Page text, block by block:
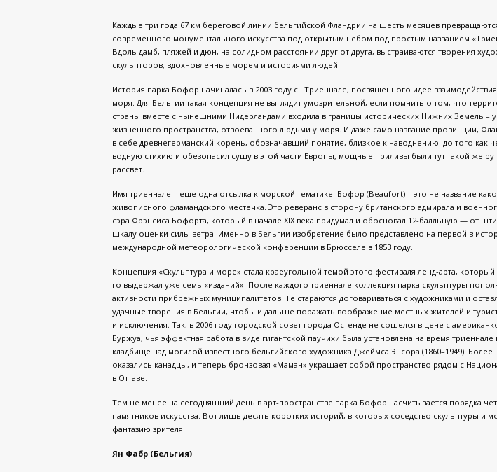
Каждые три года 67 км береговой линии бельгийской Фландрии на шесть месяцев
современного монументального искусства под открытым небом под простым названием
Вдоль дамб, пляжей и дюн, на солидном расстоянии друг от друга, выстраиваются творения
скульпторов, вдохновленные морем и историями людей.
История парка Бофор начиналась в 2003 году с I Триеннале, посвященного идее
моря. Для Бельгии такая концепция не выглядит умозрительной, если помнить о том, что
страны вместе с нынешними Нидерландами входила в границы исторических Нижних Земель –
жизненного пространства, отвоеванного людьми у моря. И даже само название провинции,
в себе древнегерманский корень, обозначавший понятие, близкое к наводнению: до того как
водную стихию и обезопасил сушу в этой части Европы, мощные приливы были тут такой же
рассвет.
Имя триеннале – еще одна отсылка к морской тематике. Бофор (Beaufort) – это не название
живописного фламандского местечка. Это реверанс в сторону британского адмирала и
сэра Фрэнсиса Бофорта, который в начале XIX века придумал и обосновал 12-балльную — от
шкалу оценки силы ветра. Именно в Бельгии изобретение было представлено на первой в
международной метеорологической конференции в Брюсселе в 1853 году.
Концепция «Скульптура и море» стала краеугольной темой этого фестиваля ленд-арта,
го выдержал уже семь «изданий». После каждого триеннале коллекция парка скульптуры
активности прибрежных муниципалитетов. Те стараются договариваться с художниками и
удачные творения в Бельгии, чтобы и дальше поражать воображение местных жителей и
и исключения. Так, в 2006 году городской совет города Остенде не сошелся в цене с
Буржуа, чья эффектная работа в виде гигантской паучихи была установлена на время
кладбище над могилой известного бельгийского художника Джеймса Энсора (1860–1949).
оказались канадцы, и теперь бронзовая «Маман» украшает собой пространство рядом с
в Оттаве.
Тем не менее на сегодняшний день в арт-пространстве парка Бофор насчитывается порядка
памятников искусства. Вот лишь десять коротких историй, в которых соседство скульптуры и
фантазию зрителя.
Ян Фабр (Бельгия)